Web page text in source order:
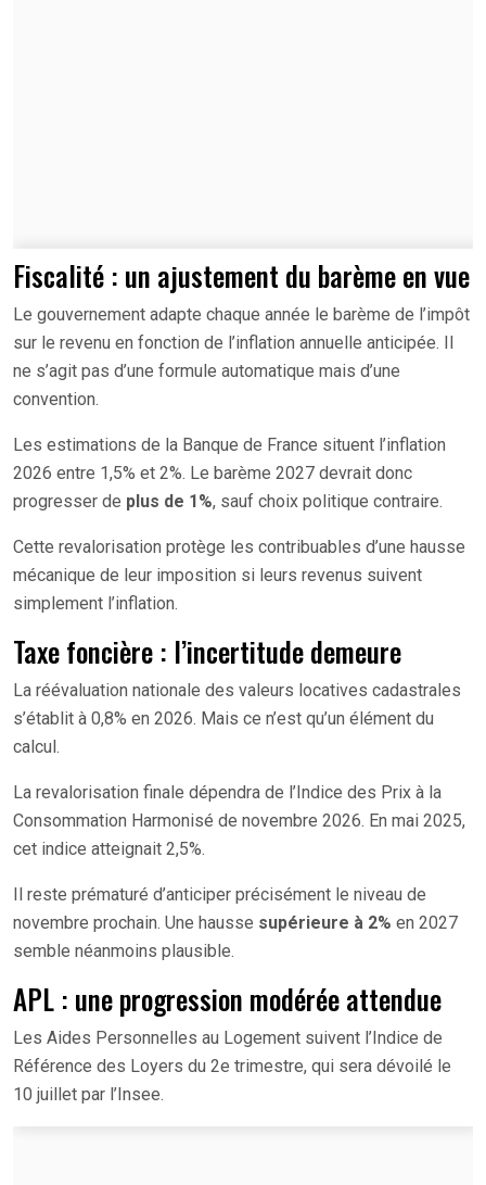
Fiscalité : un ajustement du barème en vue
Le gouvernement adapte chaque année le barème de l’impôt
sur le revenu en fonction de l’inflation annuelle anticipée. Il
ne s’agit pas d’une formule automatique mais d’une
convention.
Les estimations de la Banque de France situent l’inflation
2026 entre 1,5% et 2%. Le barème 2027 devrait donc
progresser de plus de 1%, sauf choix politique contraire.
Cette revalorisation protège les contribuables d’une hausse
mécanique de leur imposition si leurs revenus suivent
simplement l’inflation.
Taxe foncière : l’incertitude demeure
La réévaluation nationale des valeurs locatives cadastrales
s’établit à 0,8% en 2026. Mais ce n’est qu’un élément du
calcul.
La revalorisation finale dépendra de l’Indice des Prix à la
Consommation Harmonisé de novembre 2026. En mai 2025,
cet indice atteignait 2,5%.
Il reste prématuré d’anticiper précisément le niveau de
novembre prochain. Une hausse supérieure à 2% en 2027
semble néanmoins plausible.
APL : une progression modérée attendue
Les Aides Personnelles au Logement suivent l’Indice de
Référence des Loyers du 2e trimestre, qui sera dévoilé le
10 juillet par l’Insee.